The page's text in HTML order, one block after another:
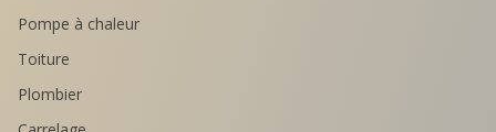
Pompe à chaleur
Toiture
Plombier